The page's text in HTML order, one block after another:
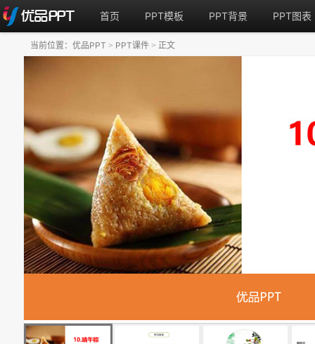
首页 PPT模板 PPT背景 PPT图表
当前位置： 优品PPT > PPT课件 > 正文